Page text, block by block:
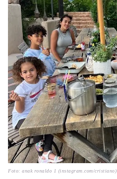
Foto: anak ronaldo 1 (instagram.com/cristiano)